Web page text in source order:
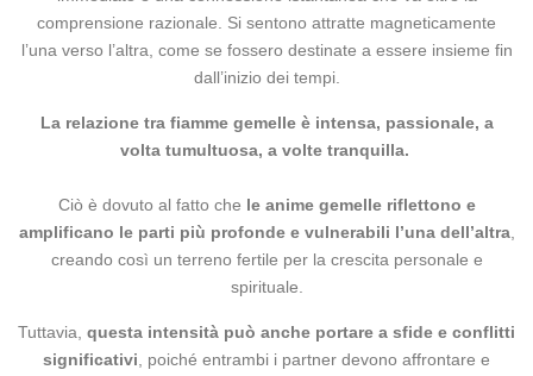
comprensione razionale. Si sentono attratte magneticamente
l’una verso l’altra, come se fossero destinate a essere insieme fin
dall’inizio dei tempi.
La relazione tra fiamme gemelle è intensa, passionale, a
volta tumultuosa, a volte tranquilla.
Ciò è dovuto al fatto che le anime gemelle riflettono e
amplificano le parti più profonde e vulnerabili l’una dell’altra,
creando così un terreno fertile per la crescita personale e
spirituale.
Tuttavia, questa intensità può anche portare a sfide e conflitti
significativi , poiché entrambi i partner devono affrontare e